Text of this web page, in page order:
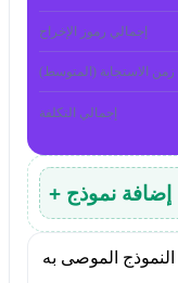
إجمالي رموز الإخراج
زمن الاستجابة (المتوسط)
إجمالي التكلفة
+ إضافة نموذج
النموذج الموصى به